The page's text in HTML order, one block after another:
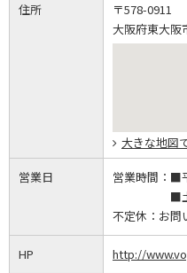
住所
〒578-0911
大阪府東大阪
大きな地図
営業日 営業時間： ■
■
不定休： お問
HP http://